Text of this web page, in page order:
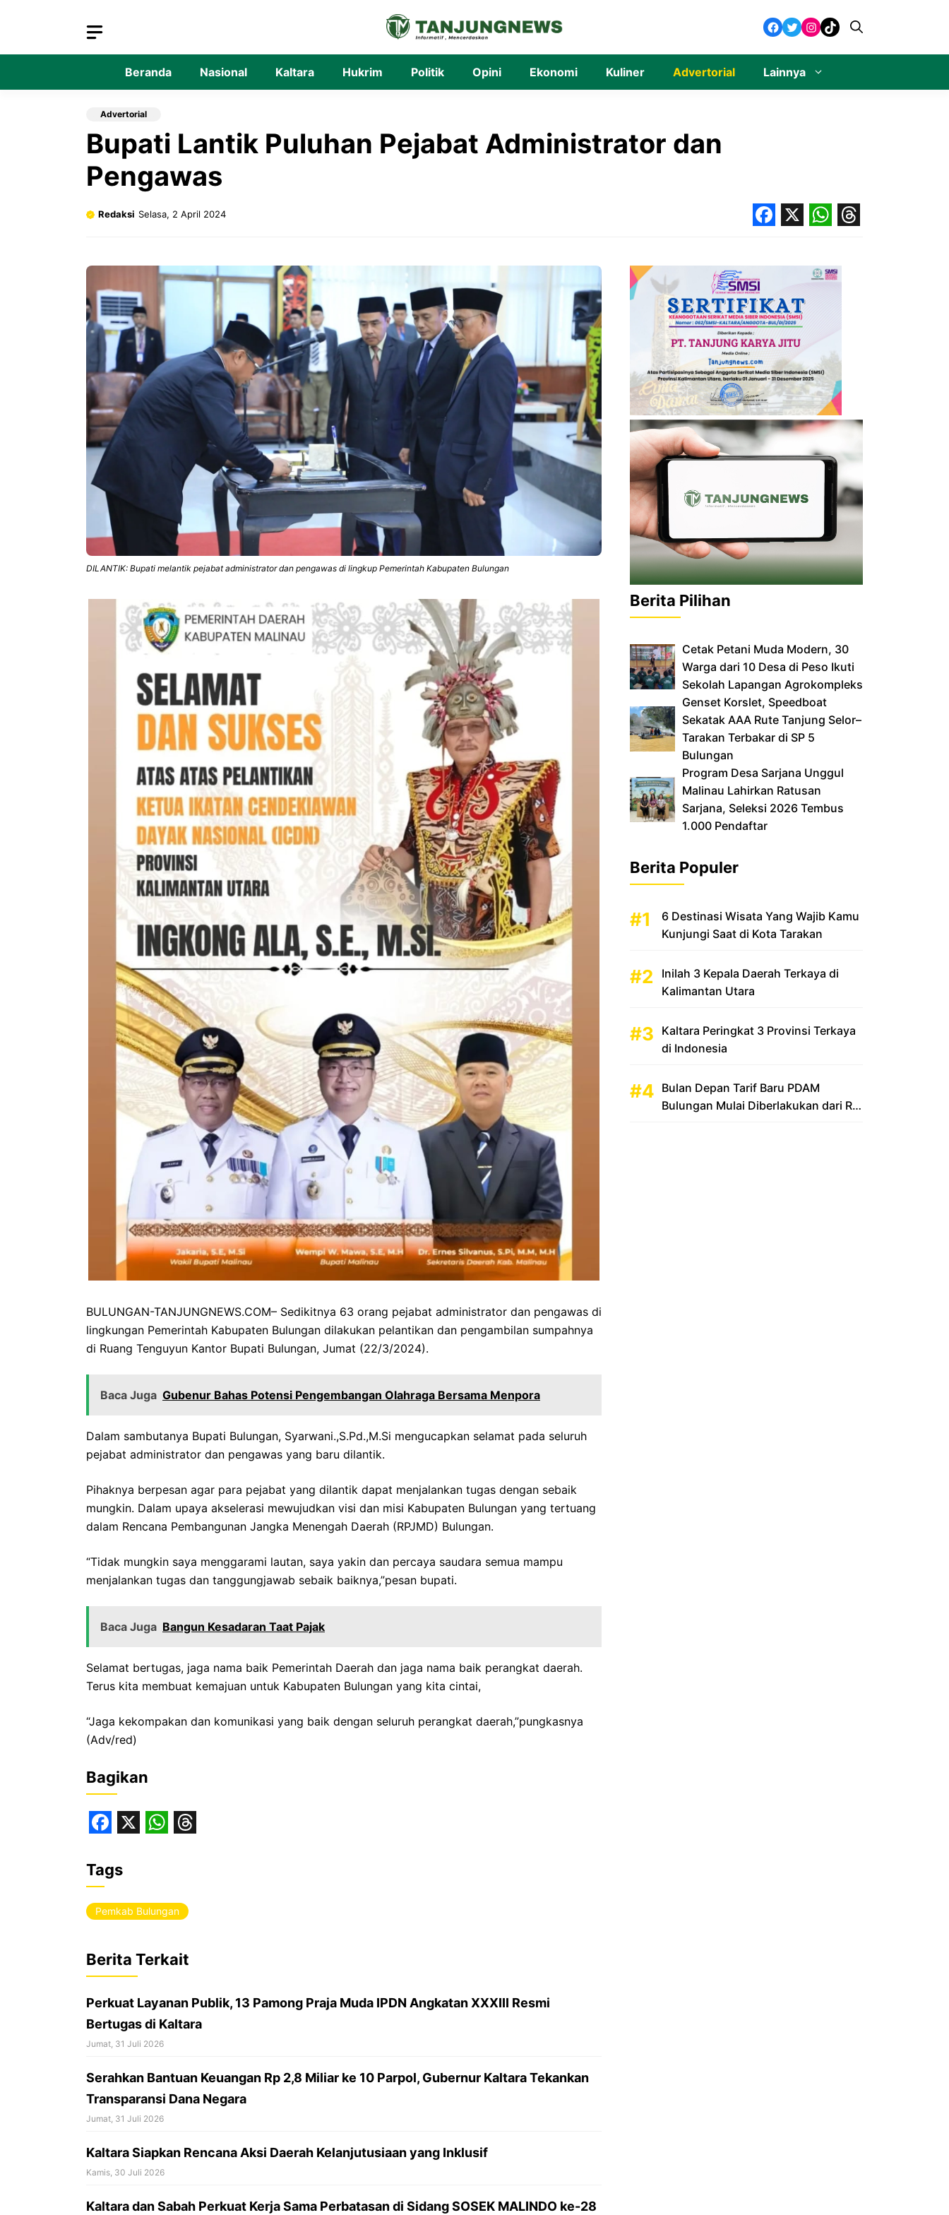
Facebook
Twitter
Instagram
TikTok
Beranda Nasional Kaltara Hukrim Politik Opini Ekonomi Kuliner Advertorial Lainnya
Advertorial
Bupati Lantik Puluhan Pejabat Administrator dan
Pengawas
Redaksi Selasa, 2 April 2024
DILANTIK: Bupati melantik pejabat administrator dan pengawas di lingkup Pemerintah Kabupaten Bulungan
BULUNGAN-TANJUNGNEWS.COM– Sedikitnya 63 orang pejabat administrator dan pengawas di
lingkungan Pemerintah Kabupaten Bulungan dilakukan pelantikan dan pengambilan sumpahnya
di Ruang Tenguyun Kantor Bupati Bulungan, Jumat (22/3/2024).
Baca Juga Gubenur Bahas Potensi Pengembangan Olahraga Bersama Menpora
Dalam sambutanya Bupati Bulungan, Syarwani.,S.Pd.,M.Si mengucapkan selamat pada seluruh
pejabat administrator dan pengawas yang baru dilantik.
Pihaknya berpesan agar para pejabat yang dilantik dapat menjalankan tugas dengan sebaik
mungkin. Dalam upaya akselerasi mewujudkan visi dan misi Kabupaten Bulungan yang tertuang
dalam Rencana Pembangunan Jangka Menengah Daerah (RPJMD) Bulungan.
“Tidak mungkin saya menggarami lautan, saya yakin dan percaya saudara semua mampu
menjalankan tugas dan tanggungjawab sebaik baiknya,”pesan bupati.
Baca Juga Bangun Kesadaran Taat Pajak
Selamat bertugas, jaga nama baik Pemerintah Daerah dan jaga nama baik perangkat daerah.
Terus kita membuat kemajuan untuk Kabupaten Bulungan yang kita cintai,
“Jaga kekompakan dan komunikasi yang baik dengan seluruh perangkat daerah,”pungkasnya
(Adv/red)
Bagikan
a
c
e
o
o
k
t
A
p
e
d
Tags
Pemkab Bulungan
Berita Terkait
Perkuat Layanan Publik, 13 Pamong Praja Muda IPDN Angkatan XXXIII Resmi
Bertugas di Kaltara
Jumat, 31 Juli 2026
Serahkan Bantuan Keuangan Rp 2,8 Miliar ke 10 Parpol, Gubernur Kaltara Tekankan
Transparansi Dana Negara
Jumat, 31 Juli 2026
Kaltara Siapkan Rencana Aksi Daerah Kelanjutusiaan yang Inklusif
Kamis, 30 Juli 2026
Kaltara dan Sabah Perkuat Kerja Sama Perbatasan di Sidang SOSEK MALINDO ke-28
Berita Pilihan
Cetak Petani Muda Modern, 30
Warga dari 10 Desa di Peso Ikuti
Sekolah Lapangan Agrokompleks
‎Genset Korslet, Speedboat
Sekatak AAA Rute Tanjung Selor–
Tarakan Terbakar di SP 5
Bulungan
‎Program Desa Sarjana Unggul
Malinau Lahirkan Ratusan
Sarjana, Seleksi 2026 Tembus
1.000 Pendaftar
Berita Populer
6 Destinasi Wisata Yang Wajib Kamu
Kunjungi Saat di Kota Tarakan
Inilah 3 Kepala Daerah Terkaya di
Kalimantan Utara
Kaltara Peringkat 3 Provinsi Terkaya
di Indonesia
Bulan Depan Tarif Baru PDAM
Bulungan Mulai Diberlakukan dari Rp